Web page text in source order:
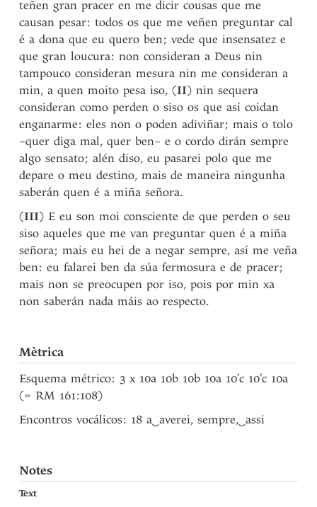
teñen gran pracer en me dicir cousas que me
causan pesar: todos os que me veñen preguntar cal
é a dona que eu quero ben; vede que insensatez e
que gran loucura: non consideran a Deus nin
tampouco consideran mesura nin me consideran a
min, a quen moito pesa iso, (II) nin sequera
consideran como perden o siso os que así coidan
enganarme: eles non o poden adiviñar; mais o tolo
–quer diga mal, quer ben– e o cordo dirán sempre
algo sensato; alén diso, eu pasarei polo que me
depare o meu destino, mais de maneira ningunha
saberán quen é a miña señora.
(III) E eu son moi consciente de que perden o seu
siso aqueles que me van preguntar quen é a miña
señora; mais eu hei de a negar sempre, así me veña
ben: eu falarei ben da súa fermosura e de pracer;
mais non se preocupen por iso, pois por min xa
non saberán nada máis ao respecto.
Mètrica
Esquema métrico: 3 x 10a 10b 10b 10a 10’c 10’c 10a
(= RM 161:108)
Encontros vocálicos: 18 a ‿averei, sempre, ‿assi
Notes
Text